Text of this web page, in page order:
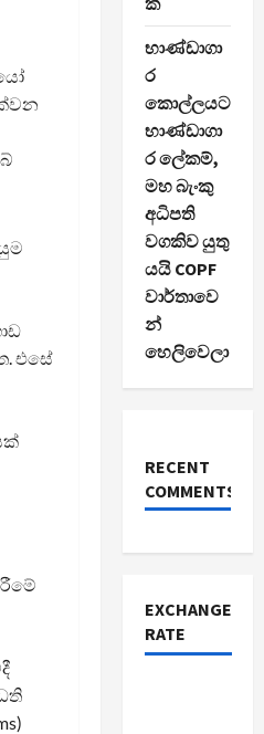
එසේ
භාණ්ඩාගා
ර
කොල්ලයට
භාණ්ඩාගා
ර ලේකම්,
මහ බැංකු
අධිපති
වගකිව යුතු
යයි COPF
වාර්තාවෙ
න්
හෙලිවෙලා
RECENT
COMMENTS
EXCHANGE
RATE